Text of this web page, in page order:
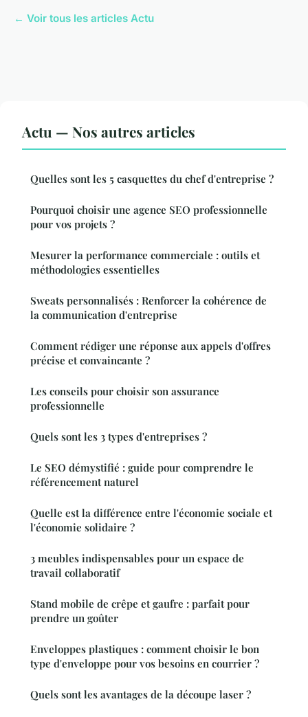
← Voir tous les articles Actu
Actu — Nos autres articles
Quelles sont les 5 casquettes du chef d'entreprise ?
Pourquoi choisir une agence SEO professionnelle
pour vos projets ?
Mesurer la performance commerciale : outils et
méthodologies essentielles
Sweats personnalisés : Renforcer la cohérence de
la communication d'entreprise
Comment rédiger une réponse aux appels d'offres
précise et convaincante ?
Les conseils pour choisir son assurance
professionnelle
Quels sont les 3 types d'entreprises ?
Le SEO démystifié : guide pour comprendre le
référencement naturel
Quelle est la différence entre l'économie sociale et
l'économie solidaire ?
3 meubles indispensables pour un espace de
travail collaboratif
Stand mobile de crêpe et gaufre : parfait pour
prendre un goûter
Enveloppes plastiques : comment choisir le bon
type d'enveloppe pour vos besoins en courrier ?
Quels sont les avantages de la découpe laser ?